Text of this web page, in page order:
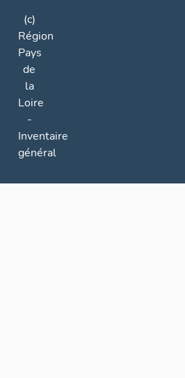
(c)
Région
Pays
de
la
Loire
-
Inventaire
général